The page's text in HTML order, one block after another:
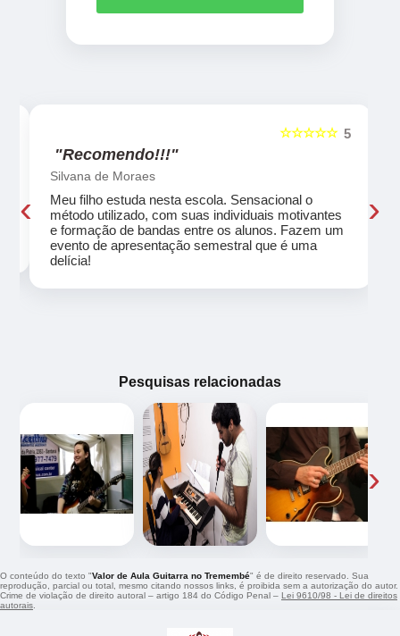
5
☆☆☆☆☆
"Recomendo!!!"
Silvana de Moraes
Meu filho estuda nesta escola. Sensacional o
método utilizado, com suas individuais motivantes
e formação de bandas entre os alunos. Fazem um
evento de apresentação semestral que é uma
delícia!
‹ ›
Pesquisas relacionadas
‹ ›
O conteúdo do texto "Valor de Aula Guitarra no Tremembé" é de direito reservado. Sua
reprodução, parcial ou total, mesmo citando nossos links, é proibida sem a autorização do autor.
Crime de violação de direito autoral – artigo 184 do Código Penal – Lei 9610/98 - Lei de direitos
autorais